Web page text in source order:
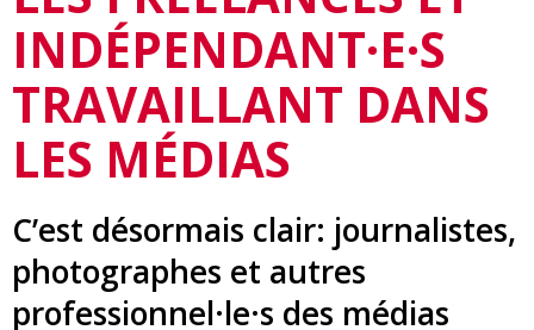
INDÉPENDANT·E·S
TRAVAILLANT DANS
LES MÉDIAS
C’est désormais clair: journalistes,
photographes et autres
professionnel·le·s des médias